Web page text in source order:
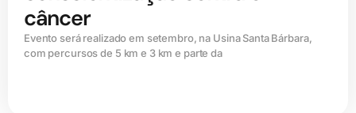
câncer
Evento será realizado em setembro, na Usina Santa Bárbara,
com percursos de 5 km e 3 km e parte da